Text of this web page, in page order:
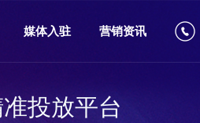
媒体入驻 营销资讯
投放平台